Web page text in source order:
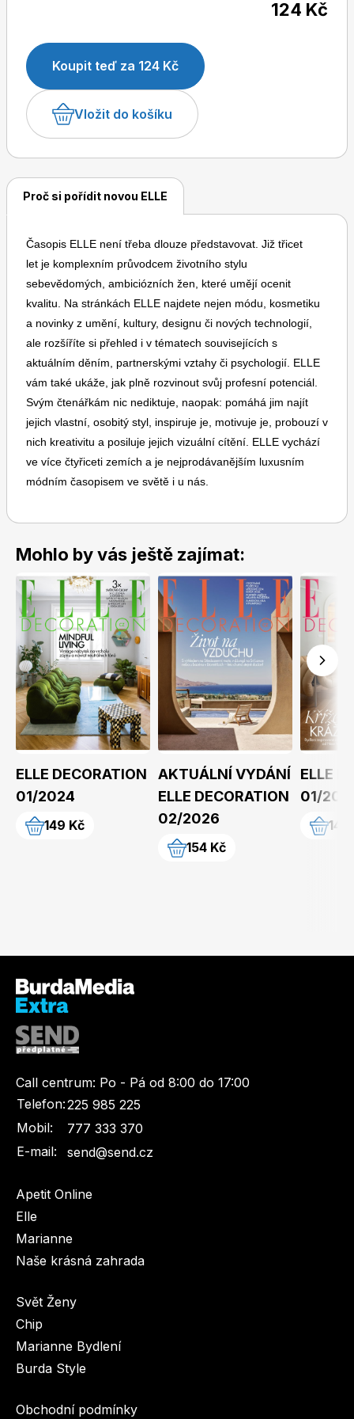
Dětské časopisy
Burda Best of
Burda Kids
Toprecepty.cz
124 Kč
Koupit teď za 124 Kč
Vložit do košíku
Proč si pořídit novou ELLE
Časopis ELLE není třeba dlouze představovat. Již třicet
let je komplexním průvodcem životního stylu
sebevědomých, ambiciózních žen, které umějí ocenit
kvalitu. Na stránkách ELLE najdete nejen módu, kosmetiku
a novinky z umění, kultury, designu či nových technologií,
ale rozšíříte si přehled i v tématech souvisejících s
aktuálním děním, partnerskými vztahy či psychologií. ELLE
vám také ukáže, jak plně rozvinout svůj profesní potenciál.
Svým čtenářkám nic nediktuje, naopak: pomáhá jim najít
jejich vlastní, osobitý styl, inspiruje je, motivuje je, probouzí v
nich kreativitu a posiluje jejich vizuální cítění. ELLE vychází
ve více čtyřiceti zemích a je nejprodávanějším luxusním
módním časopisem ve světě i u nás.
Mohlo by vás ještě zajímat:
ELLE DECORATION
01/2024
149 Kč
AKTUÁLNÍ VYDÁNÍ
ELLE DECORATION
02/2026
154 Kč
ELLE
01/
149
Call centrum: Po - Pá od 8:00 do 17:00
Telefon:225 985 225
Mobil:
777 333 370
E-mail:
send@send.cz
Apetit Online
Elle
Marianne
Naše krásná zahrada
Svět Ženy
Chip
Marianne Bydlení
Burda Style
Obchodní podmínky